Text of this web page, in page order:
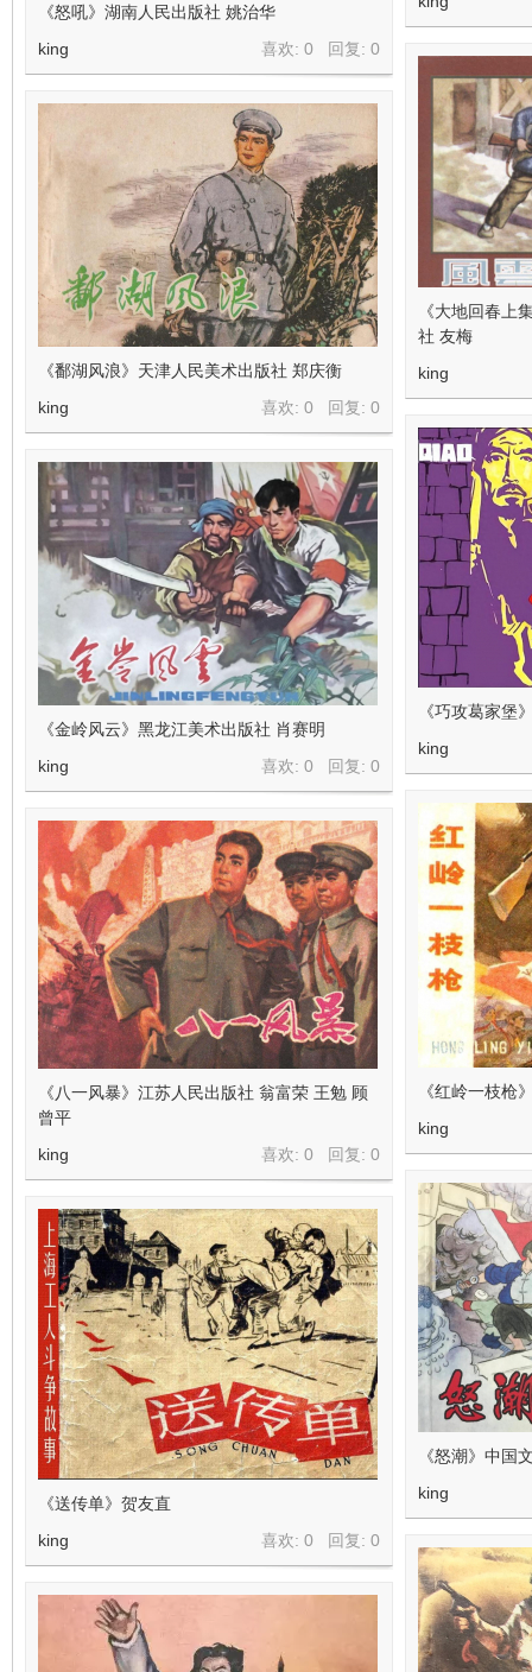
《怒吼》湖南人民出版社 姚治华
喜欢: 0 回复: 0
king
《大地回春上
社 友梅
king
《鄱湖风浪》天津人民美术出版社 郑庆衡
喜欢: 0 回复: 0
king
《巧攻葛家堡
king
《金岭风云》黑龙江美术出版社 肖赛明
喜欢: 0 回复: 0
king
《红岭一枝枪
king
《八一风暴》江苏人民出版社 翁富荣 王勉 顾
曾平
喜欢: 0 回复: 0
king
《怒潮》中国
king
《送传单》贺友直
喜欢: 0 回复: 0
king